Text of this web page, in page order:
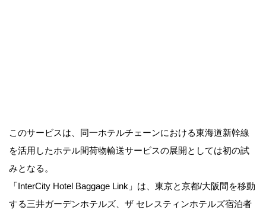
このサービスは、同一ホテルチェーンにおける東海道新幹線
を活用したホテル間荷物輸送サービスの展開としては初の試
みとなる。
「InterCity Hotel Baggage Link」は、東京と京都/大阪間を移動
する三井ガーデンホテルズ、ザ セレスティンホテルズ宿泊者